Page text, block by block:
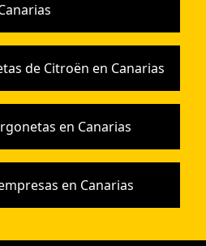
de Citroën en Canarias
en Canarias
en Canarias